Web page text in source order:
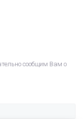
сообщим Вам о